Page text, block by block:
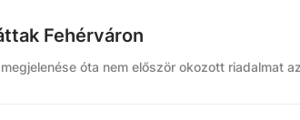
Fehérváron
óta nem először okozott riadalmat